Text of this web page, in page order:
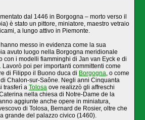
dal 1446 in Borgogna – morto verso il
è stato un pittore, miniatore, maestro vetraio
a lungo attivo in Piemonte.
messo in evidenza come la sua
avuto luogo nella Borgogna meridionale
con i modelli fiamminghi di Jan van Eyck e di
. Lavorò poi per importanti committenti come
di Filippo il Buono duca di Borgogna, o come
Chalon-sur-Saône. Negli anni Cinquanta
trasferì a Tolosa ove realizzò gli affreschi
nella chiesa di Notre-Dame de la
aggiunte anche opere in miniatura,
di Tolosa, Bernard de Rosier, oltre che
grande del palazzo civico (1460).